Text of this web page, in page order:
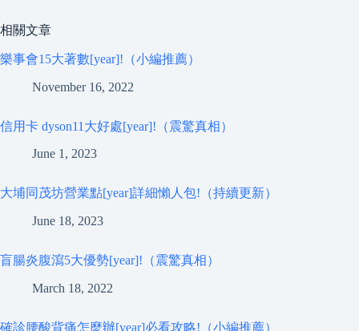
相關文章
樂事會15大著數[year]!（小編推薦）
November 16, 2022
信用卡 dyson11大好處[year]!（震驚真相）
June 1, 2023
大埔同茂坊營業點[year]詳細懶人包!（持續更新）
June 18, 2023
盲腸炎腹瀉5大優勢[year]!（震驚真相）
March 18, 2022
確診腰酸背痛怎麼辦[year]必看攻略!（小編推薦）